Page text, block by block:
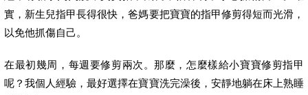
實，新生兒指甲長得很快，爸媽要把寶寶的指甲修剪得短而光滑，
以免他抓傷自己。
在最初幾周，每週要修剪兩次。那麼，怎麼樣給小寶寶修剪指甲
呢？我個人經驗，最好選擇在寶寶洗完澡後，安靜地躺在床上熟睡